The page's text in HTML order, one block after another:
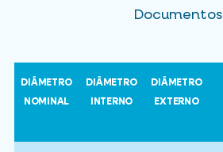
Documentos
DIÂMETRO
NOMINAL
DIÂMETRO
INTERNO
DIÂMETRO
EXTERNO